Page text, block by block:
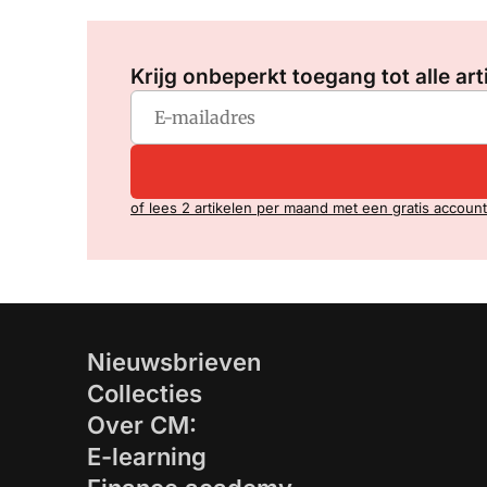
Krijg onbeperkt toegang tot alle
of lees 2 artikelen per maand met een gratis account
Nieuwsbrieven
Collecties
Over CM:
E-learning